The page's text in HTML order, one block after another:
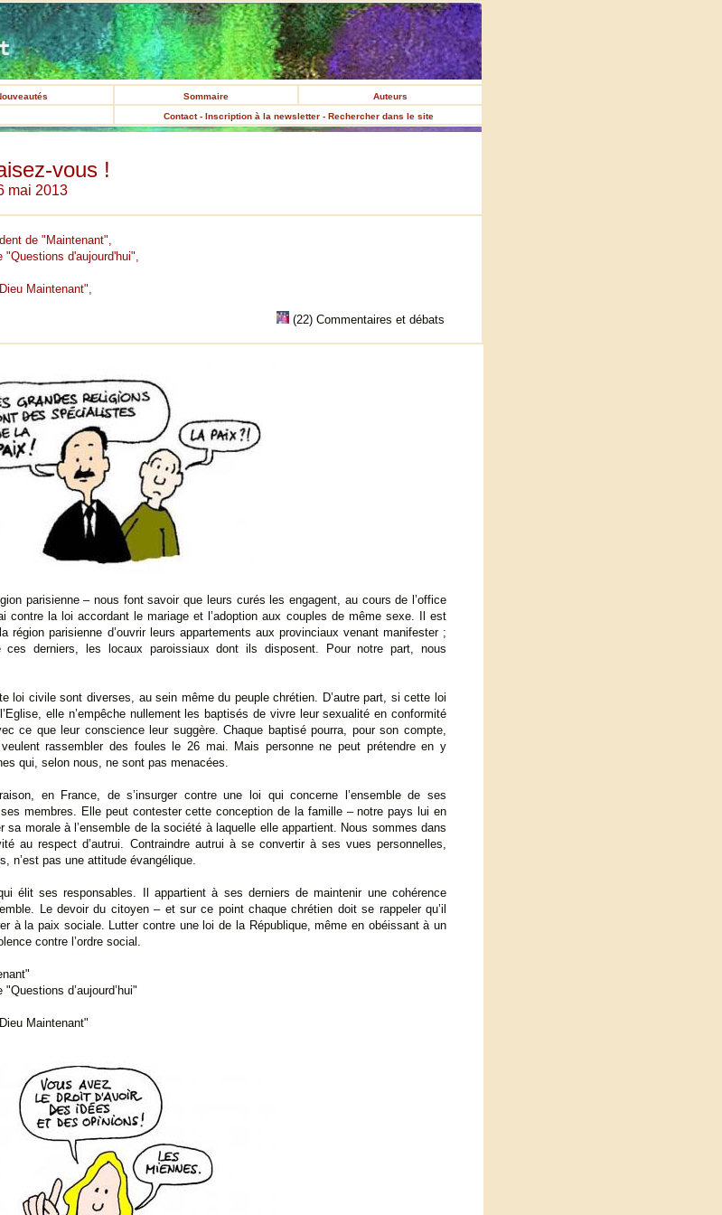
Sommaire
Auteurs
Contact - Inscription à la newsletter - Rechercher dans le site
vous !
mai 2013
de "Maintenant",
"Questions d'aujourd'hui",
Maintenant",
(22) Commentaires et débats
parisienne – nous font savoir que leurs curés les engagent, au cours de l’office
contre la loi accordant le mariage et l’adoption aux couples de même sexe. Il est
région parisienne d’ouvrir leurs appartements aux provinciaux venant manifester ;
derniers, les locaux paroissiaux dont ils disposent. Pour notre part, nous
loi civile sont diverses, au sein même du peuple chrétien. D’autre part, si cette loi
elle n’empêche nullement les baptisés de vivre leur sexualité en conformité
ce que leur conscience leur suggère. Chaque baptisé pourra, pour son compte,
rassembler des foules le 26 mai. Mais personne ne peut prétendre en y
qui, selon nous, ne sont pas menacées.
en France, de s’insurger contre une loi qui concerne l’ensemble de ses
membres. Elle peut contester cette conception de la famille – notre pays lui en
morale à l’ensemble de la société à laquelle elle appartient. Nous sommes dans
au respect d’autrui. Contraindre autrui à se convertir à ses vues personnelles,
n’est pas une attitude évangélique.
élit ses responsables. Il appartient à ses derniers de maintenir une cohérence
Le devoir du citoyen – et sur ce point chaque chrétien doit se rappeler qu’il
à la paix sociale. Lutter contre une loi de la République, même en obéissant à un
contre l’ordre social.
d’aujourd’hui"
Maintenant"